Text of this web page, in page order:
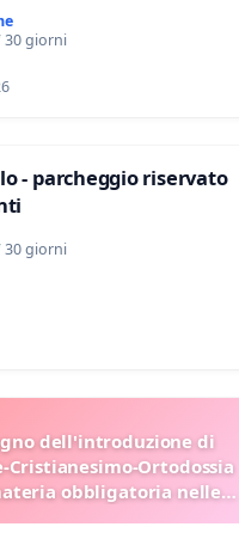
30 giorni
- parcheggio riservato
30 giorni
dell'introduzione di
Cristianesimo-Ortodossia
obbligatoria nelle